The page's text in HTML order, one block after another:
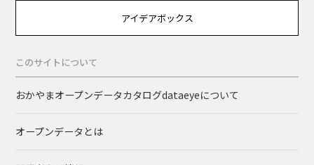
アイデアボックス
このサイトについて
おかやまオープンデータカタログdataeyeについて
オープンデータとは